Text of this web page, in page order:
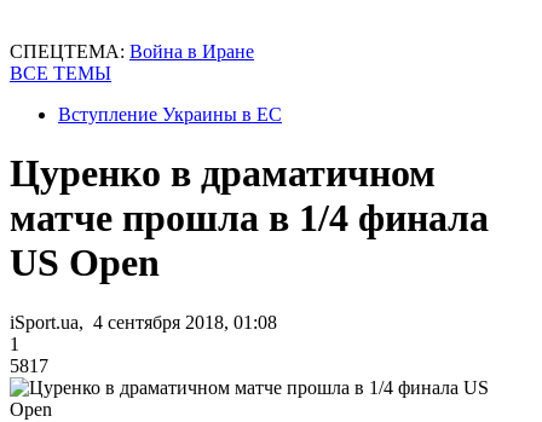
СПЕЦТЕМА: Война в Иране
ВСЕ ТЕМЫ
Вступление Украины в ЕС
Цуренко в драматичном
матче прошла в 1/4 финала
US Open
iSport.ua, 4 сентября 2018, 01:08
1
5817